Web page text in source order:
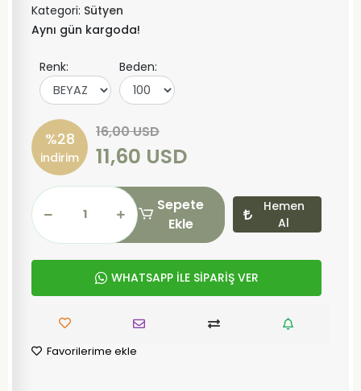
Kategori: Sütyen
Aynı gün kargoda!
Renk: Beden:
%28
indirim
16,00 USD
11,60 USD
Sepete
Ekle
Hemen
Al
WHATSAPP İLE SİPARİŞ VER
Favorilerime ekle